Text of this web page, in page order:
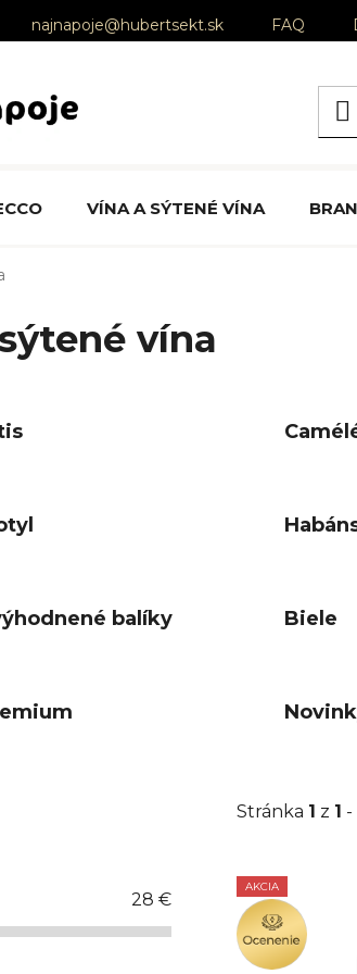
najnapoje@hubertsekt.sk FAQ
VÍNA A SÝTENÉ VÍNA
vína
balíky Biele
28 €
Stránka 1 z 1 -
V
ý
p
AKCIA
OCENENIE